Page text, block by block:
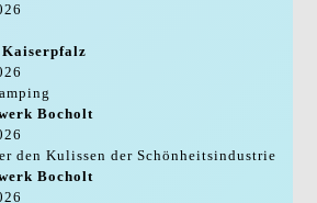
Bocholt
den Kulissen der Schönheitsindustrie
Bocholt